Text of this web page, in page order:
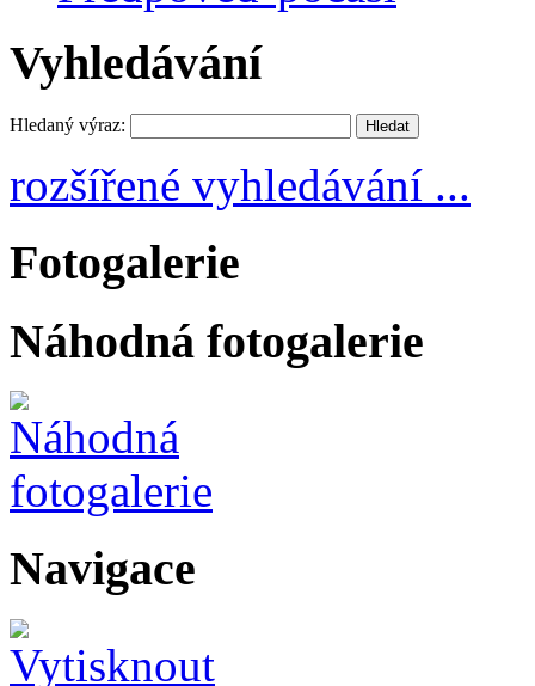
Vyhledávání
Hledaný výraz:
rozšířené vyhledávání ...
Fotogalerie
Náhodná fotogalerie
Navigace